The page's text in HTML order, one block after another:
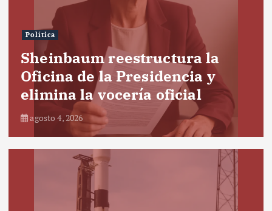
Política
Sheinbaum reestructura la
Oficina de la Presidencia y
elimina la vocería oficial
agosto 4, 2026